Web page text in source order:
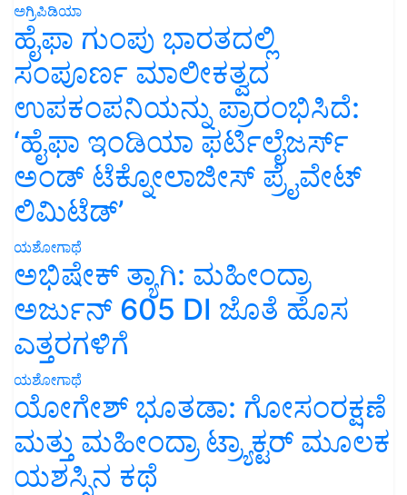
ಅಗ್ರಿಪಿಡಿಯಾ
ಹೈಫಾ ಗುಂಪು ಭಾರತದಲ್ಲಿ
ಸಂಪೂರ್ಣ ಮಾಲೀಕತ್ವದ
ಉಪಕಂಪನಿಯನ್ನು ಪ್ರಾರಂಭಿಸಿದೆ:
‘ಹೈಫಾ ಇಂಡಿಯಾ ಫರ್ಟಿಲೈಜರ್ಸ್
ಅಂಡ್ ಟೆಕ್ನೋಲಾಜೀಸ್ ಪ್ರೈವೇಟ್
ಲಿಮಿಟೆಡ್’
ಯಶೋಗಾಥೆ
ಅಭಿಷೇಕ್ ತ್ಯಾಗಿ: ಮಹೀಂದ್ರಾ
ಅರ್ಜುನ್ 605 DI ಜೊತೆ ಹೊಸ
ಎತ್ತರಗಳಿಗೆ
ಯಶೋಗಾಥೆ
ಯೋಗೇಶ್ ಭೂತಡಾ: ಗೋಸಂರಕ್ಷಣೆ
ಮತ್ತು ಮಹೀಂದ್ರಾ ಟ್ರ್ಯಾಕ್ಟರ್ ಮೂಲಕ
ಯಶಸ್ಸಿನ ಕಥೆ